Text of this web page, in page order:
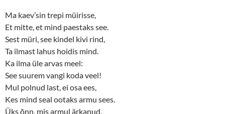
Ma kaev’sin trepi müirisse,
Et mitte, et mind paestaks see.
Sest müri, see kindel kivi rind,
Ta ilmast lahus hoidis mind.
Ka ilma üle arvas meel:
See suurem vangi koda veel!
Mul polnud last, ei osa ees,
Kes mind seal ootaks armu sees.
Üks õnn, mis armul ärkanud,